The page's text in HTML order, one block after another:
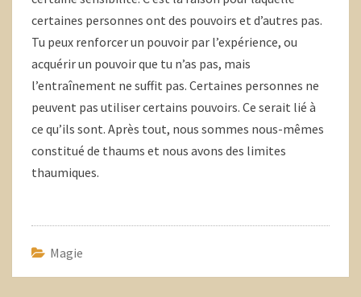
certaines personnes ont des pouvoirs et d’autres pas.
Tu peux renforcer un pouvoir par l’expérience, ou
acquérir un pouvoir que tu n’as pas, mais
l’entraînement ne suffit pas. Certaines personnes ne
peuvent pas utiliser certains pouvoirs. Ce serait lié à
ce qu’ils sont. Après tout, nous sommes nous-mêmes
constitué de thaums et nous avons des limites
thaumiques.
Magie